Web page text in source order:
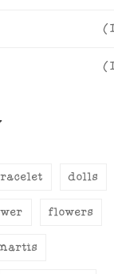
dolls
flowers